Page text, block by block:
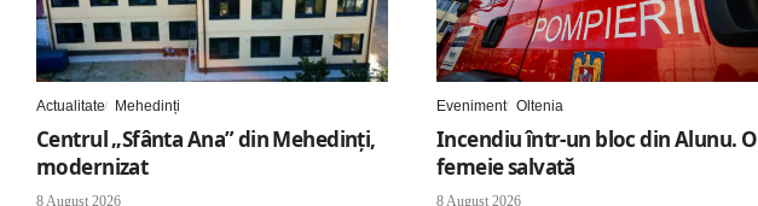
Actualitate Mehedinți
Centrul „Sfânta Ana” din Mehedinți,
modernizat
8 August 2026
Eveniment Oltenia
Incendiu într-un bloc din Alunu. O
femeie salvată
8 August 2026